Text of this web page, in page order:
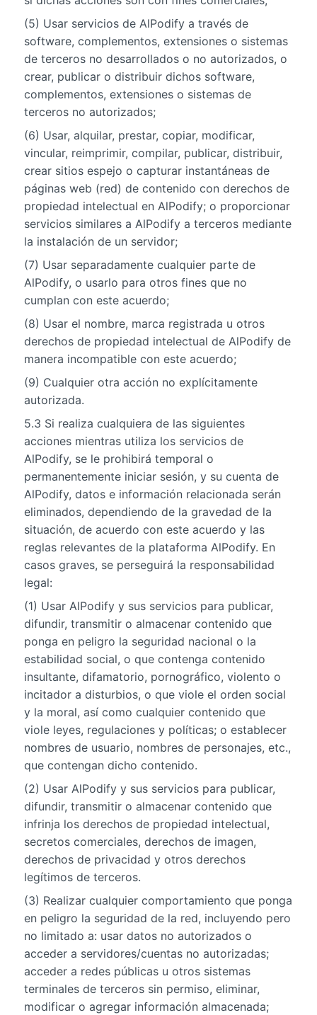
(5) Usar servicios de AlPodify a través de
software, complementos, extensiones o sistemas
de terceros no desarrollados o no autorizados, o
crear, publicar o distribuir dichos software,
complementos, extensiones o sistemas de
terceros no autorizados;
(6) Usar, alquilar, prestar, copiar, modificar,
vincular, reimprimir, compilar, publicar, distribuir,
crear sitios espejo o capturar instantáneas de
páginas web (red) de contenido con derechos de
propiedad intelectual en AlPodify; o proporcionar
servicios similares a AlPodify a terceros mediante
la instalación de un servidor;
(7) Usar separadamente cualquier parte de
AlPodify, o usarlo para otros fines que no
cumplan con este acuerdo;
(8) Usar el nombre, marca registrada u otros
derechos de propiedad intelectual de AlPodify de
manera incompatible con este acuerdo;
(9) Cualquier otra acción no explícitamente
autorizada.
5.3 Si realiza cualquiera de las siguientes
acciones mientras utiliza los servicios de
AlPodify, se le prohibirá temporal o
permanentemente iniciar sesión, y su cuenta de
AlPodify, datos e información relacionada serán
eliminados, dependiendo de la gravedad de la
situación, de acuerdo con este acuerdo y las
reglas relevantes de la plataforma AlPodify. En
casos graves, se perseguirá la responsabilidad
legal:
(1) Usar AlPodify y sus servicios para publicar,
difundir, transmitir o almacenar contenido que
ponga en peligro la seguridad nacional o la
estabilidad social, o que contenga contenido
insultante, difamatorio, pornográfico, violento o
incitador a disturbios, o que viole el orden social
y la moral, así como cualquier contenido que
viole leyes, regulaciones y políticas; o establecer
nombres de usuario, nombres de personajes, etc.,
que contengan dicho contenido.
(2) Usar AlPodify y sus servicios para publicar,
difundir, transmitir o almacenar contenido que
infrinja los derechos de propiedad intelectual,
secretos comerciales, derechos de imagen,
derechos de privacidad y otros derechos
legítimos de terceros.
(3) Realizar cualquier comportamiento que ponga
en peligro la seguridad de la red, incluyendo pero
no limitado a: usar datos no autorizados o
acceder a servidores/cuentas no autorizadas;
acceder a redes públicas u otros sistemas
terminales de terceros sin permiso, eliminar,
modificar o agregar información almacenada;